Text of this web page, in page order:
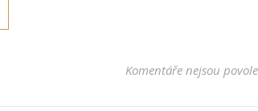
Komentáře nejsou